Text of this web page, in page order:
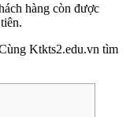
hàng còn được
Ktkts2.edu.vn tìm